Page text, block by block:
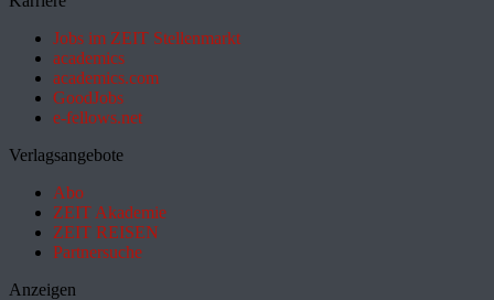
Jobs im ZEIT Stellenmarkt
academics
academics.com
GoodJobs
e-fellows.net
Verlagsangebote
Abo
ZEIT Akademie
ZEIT REISEN
Partnersuche
Anzeigen